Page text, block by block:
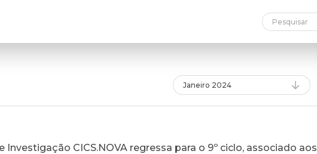
Janeiro 2024
CICS.NOVA regressa para o 9º ciclo, associado aos